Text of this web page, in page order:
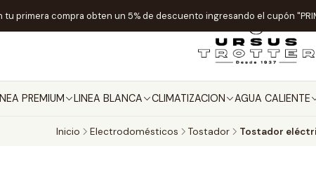
PREMIUM LINEA BLANCA CLIMATIZACION AGUA CALIENTE
tu primera compra obten un 5% de descuento ingresando el cupón
Inicio Electrodomésticos Tostador Tostador